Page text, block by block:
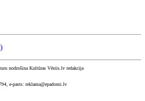
nodrošina Kultūras Vēstis.lv redakcija
e-pasts: reklama@epadomi.lv